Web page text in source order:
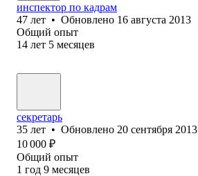
инспектор по кадрам
47 лет • Обновлено 16 августа 2013
Общий опыт
14 лет 5 месяцев
секретарь
35 лет • Обновлено 20 сентября 2013
10 000 ₽
Общий опыт
1 год 9 месяцев